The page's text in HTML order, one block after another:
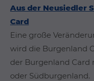
Aus der Neusiedler
Card
Eine große
wird die Burgenland
der Burgenland Card
oder Südburgenland.